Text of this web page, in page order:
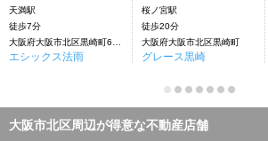
天満駅
徒歩7分
エシックス法雨
桜ノ宮駅
徒歩20分
大阪府大阪市北区黒崎町
グレース黒崎
大阪市北区周辺が得意な不動産店舗